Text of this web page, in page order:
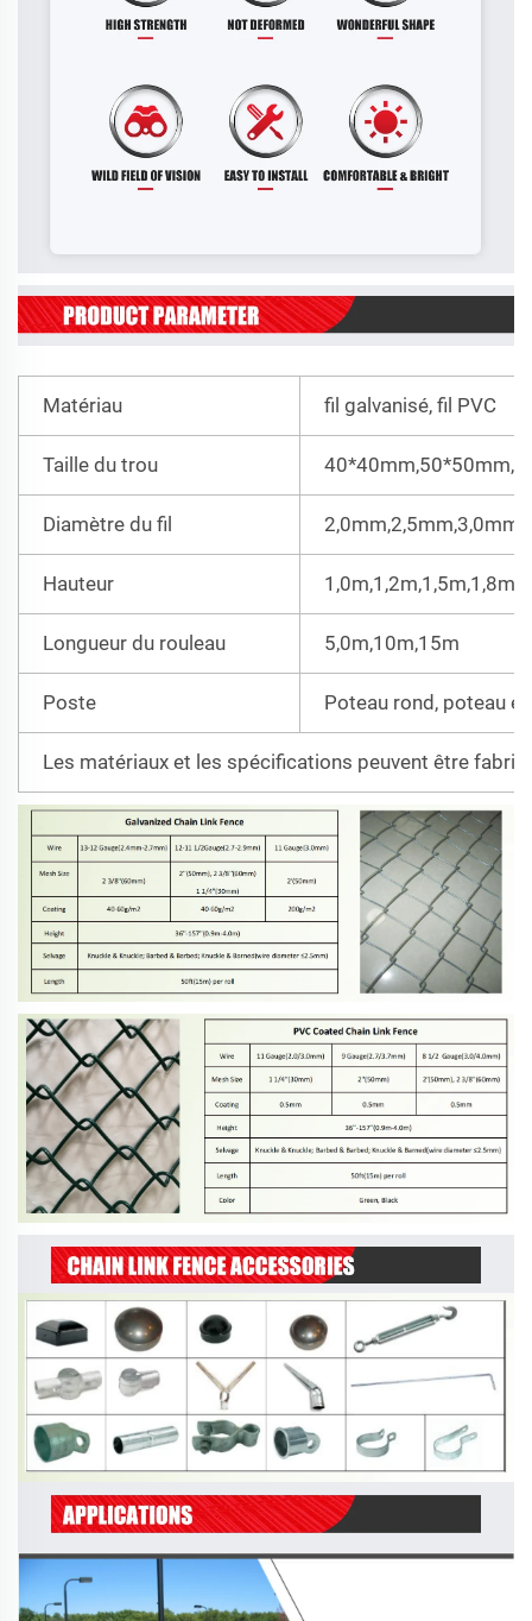
Matériau fil galvanisé, fil PVC
Taille du trou
Diamètre du fil 2,0mm,2,5mm,3,0mm
Hauteur 1,0m,1,2m,1,5m,1,8m
Longueur du rouleau 5,0m,10m,15m
Poste Poteau rond, poteau
Les matériaux et les spécifications peuvent être